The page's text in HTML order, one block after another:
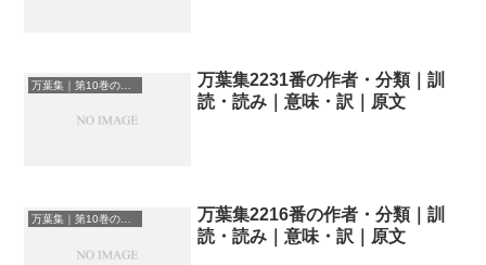
万葉集｜第10巻の和歌一覧
万葉集2231番の作者・分類｜訓
読・読み｜意味・訳｜原文
万葉集｜第10巻の和歌一覧
万葉集2216番の作者・分類｜訓
読・読み｜意味・訳｜原文